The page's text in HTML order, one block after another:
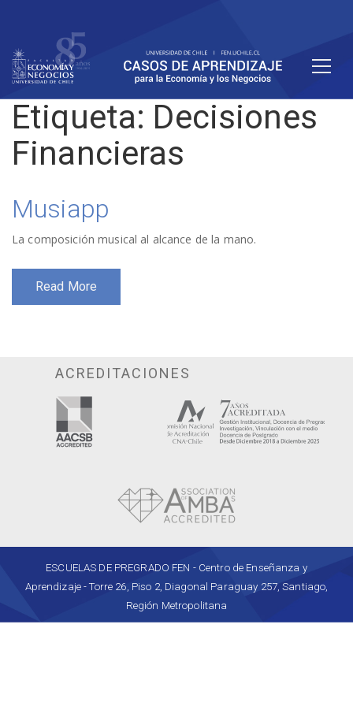
Etiqueta: Decisiones
Financieras
Musiapp
La composición musical al alcance de la mano.
Read More
ACREDITACIONES
ESCUELAS DE PREGRADO FEN - Centro de Enseñanza y
Aprendizaje - Torre 26, Piso 2, Diagonal Paraguay 257, Santiago,
Región Metropolitana